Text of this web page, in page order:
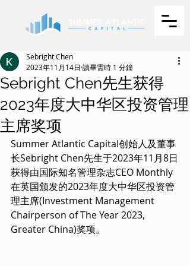
Sebright Chen先生获得
2023年度大中华区投资管理
主席奖项
Sebright Chen
2023年11月14日 讀畢需時 1 分鐘
Summer Atlantic Capital创始人及董事
长Sebright Chen先生于2023年11月8日
获得由国际知名管理杂志CEO Monthly
在英国颁发的2023年度大中华区投资管
理主席(Investment Management
Chairperson of The Year 2023,
Greater China)奖项。